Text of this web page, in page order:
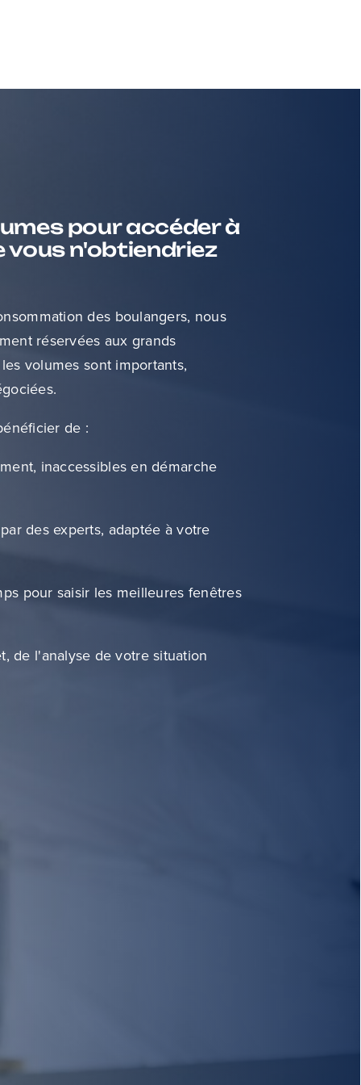
pour accéder à
vous n'obtiendriez
des boulangers, nous
réservées aux grands
volumes sont importants,
de :
inaccessibles en démarche
des experts, adaptée à votre
pour saisir les meilleures fenêtres
de l'analyse de votre situation